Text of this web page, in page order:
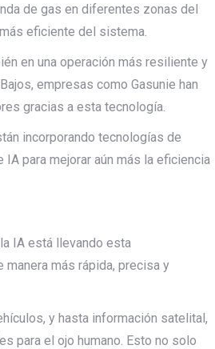
de gas en diferentes zonas del
eficiente del sistema.
en una operación más resiliente y
empresas como Gasunie han
gracias a esta tecnología.
incorporando tecnologías de
para mejorar aún más la eficiencia
IA está llevando esta
más rápida, precisa y
y hasta información satelital,
para el ojo humano. Esto no solo